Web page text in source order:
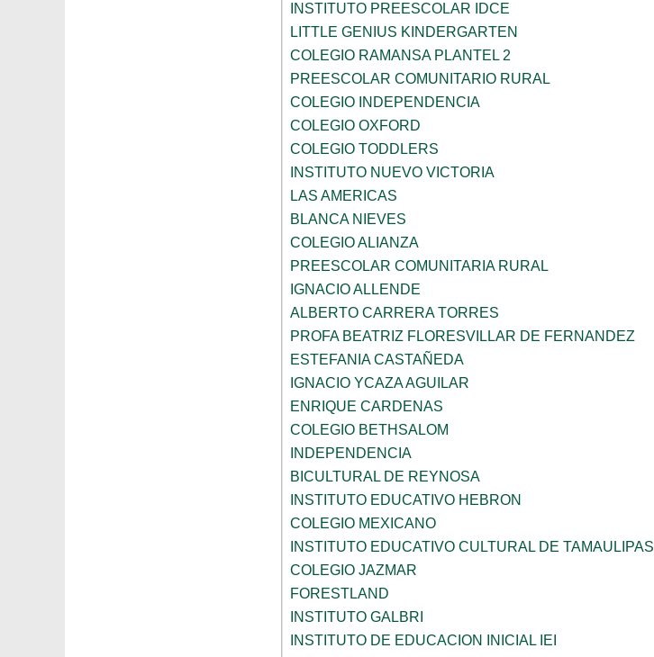
INSTITUTO PREESCOLAR IDCE
LITTLE GENIUS KINDERGARTEN
COLEGIO RAMANSA PLANTEL 2
PREESCOLAR COMUNITARIO RURAL
COLEGIO INDEPENDENCIA
COLEGIO OXFORD
COLEGIO TODDLERS
INSTITUTO NUEVO VICTORIA
LAS AMERICAS
BLANCA NIEVES
COLEGIO ALIANZA
PREESCOLAR COMUNITARIA RURAL
IGNACIO ALLENDE
ALBERTO CARRERA TORRES
PROFA BEATRIZ FLORESVILLAR DE FERNANDEZ
ESTEFANIA CASTAÑEDA
IGNACIO YCAZA AGUILAR
ENRIQUE CARDENAS
COLEGIO BETHSALOM
INDEPENDENCIA
BICULTURAL DE REYNOSA
INSTITUTO EDUCATIVO HEBRON
COLEGIO MEXICANO
INSTITUTO EDUCATIVO CULTURAL DE TAMAULIPAS
COLEGIO JAZMAR
FORESTLAND
INSTITUTO GALBRI
INSTITUTO DE EDUCACION INICIAL IEI